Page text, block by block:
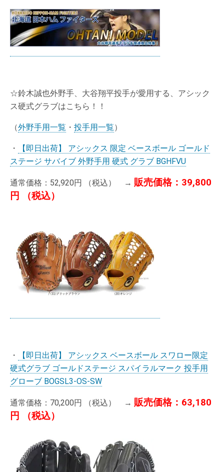
☆鈴木誠也外野手、大谷翔平投手が愛用する、アシック
ス硬式グラブはこちら！！
（外野手用一覧 ・ 投手用一覧）
・
【即日出荷】 アシックス 限定 ベースボール ゴールド
ステージ サバイブ 外野手用 硬式 グラブ BGHFVU
通常価格：52,920円 （税込） → 販売価格：39,800
円 （税込）
・
【即日出荷】 アシックス ベースボール スワロー限定
硬式グラブ ゴールドステージ スパイラルマーク 投手用
グローブ BOGSL3-OS-SW
通常価格：70,200円 （税込） → 販売価格：63,180
円 （税込）